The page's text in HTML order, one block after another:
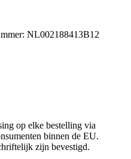
NL002188413B12
op elke bestelling via
binnen de EU.
zijn bevestigd.